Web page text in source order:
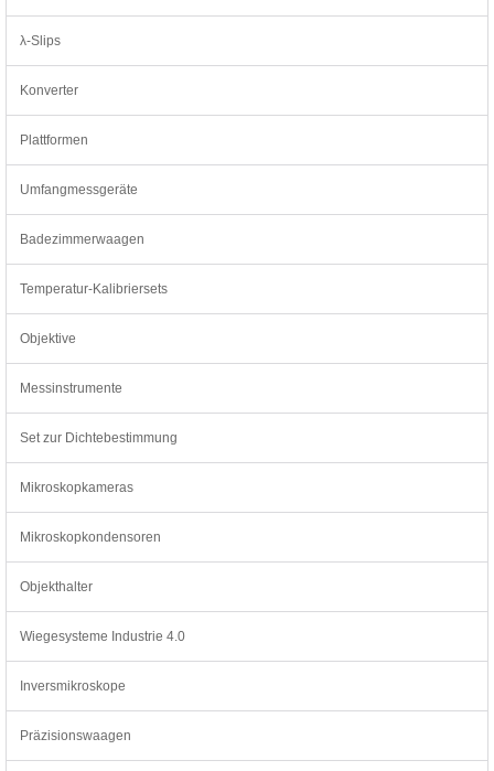
λ-Slips
Konverter
Plattformen
Umfangmessgeräte
Badezimmerwaagen
Temperatur-Kalibriersets
Objektive
Messinstrumente
Set zur Dichtebestimmung
Mikroskopkameras
Mikroskopkondensoren
Objekthalter
Wiegesysteme Industrie 4.0
Inversmikroskope
Präzisionswaagen